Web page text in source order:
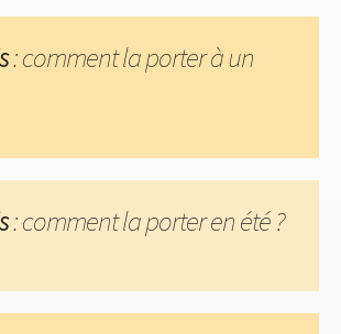
: comment la porter à un
: comment la porter en été ?